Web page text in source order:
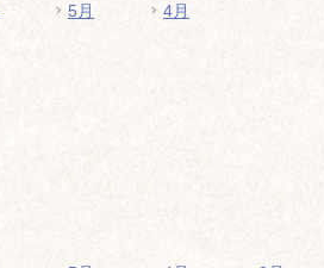
5月 4月